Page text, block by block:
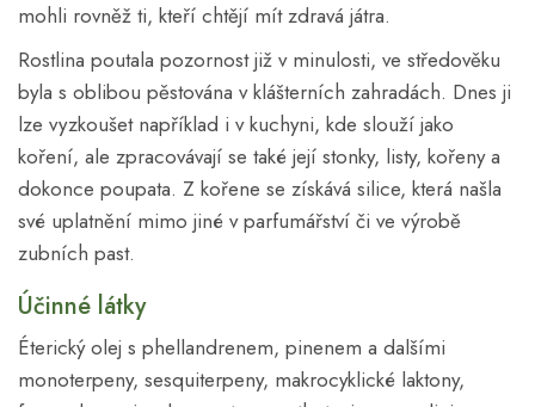
mohli rovněž ti, kteří chtějí mít zdravá játra.
Rostlina poutala pozornost již v minulosti, ve středověku
byla s oblibou pěstována v klášterních zahradách. Dnes ji
lze vyzkoušet například i v kuchyni, kde slouží jako
koření, ale zpracovávají se také její stonky, listy, kořeny a
dokonce poupata. Z kořene se získává silice, která našla
své uplatnění mimo jiné v parfumářství či ve výrobě
zubních past.
Účinné látky
Éterický olej s phellandrenem, pinenem a dalšími
monoterpeny, sesquiterpeny, makrocyklické laktony,